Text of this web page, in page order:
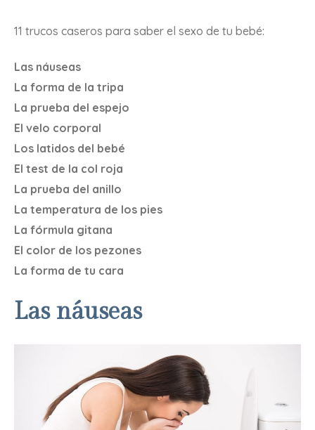
11 trucos caseros para saber el sexo de tu bebé:
Las náuseas
La forma de la tripa
La prueba del espejo
El velo corporal
Los latidos del bebé
El test de la col roja
La prueba del anillo
La temperatura de los pies
La fórmula gitana
El color de los pezones
La forma de tu cara
Las náuseas